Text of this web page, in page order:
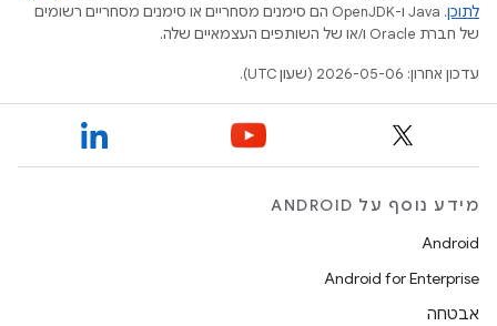
לתוכן
.‏ Java ו-OpenJDK הם סימנים מסחריים או סימנים מסחריים רשומים
של חברת Oracle ו/או של השותפים העצמאיים שלה.
עדכון אחרון: 2026-05-06 (שעון UTC).
מידע נוסף על ANDROID
Android
Android for Enterprise
אבטחה